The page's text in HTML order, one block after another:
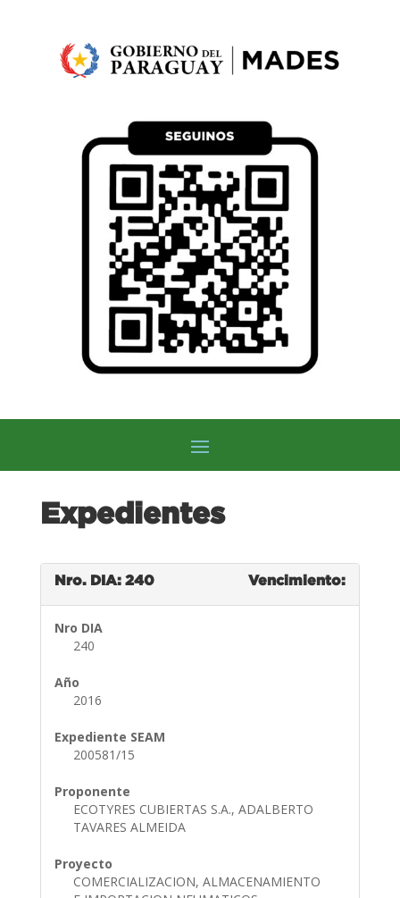
Expedientes
Nro. DIA: 240 Vencimiento:
Nro DIA
240
Año
2016
Expediente SEAM
200581/15
Proponente
ECOTYRES CUBIERTAS S.A., ADALBERTO
TAVARES ALMEIDA
Proyecto
COMERCIALIZACION, ALMACENAMIENTO